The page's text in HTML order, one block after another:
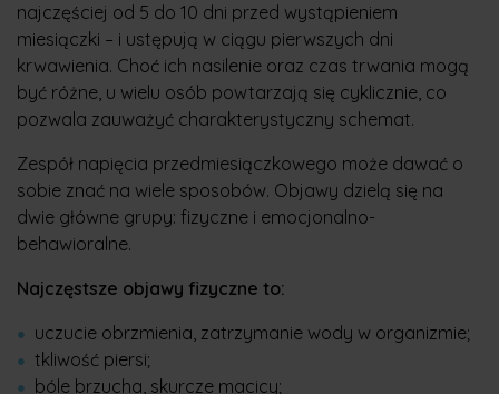
najczęściej od 5 do 10 dni przed wystąpieniem
miesiączki – i ustępują w ciągu pierwszych dni
krwawienia. Choć ich nasilenie oraz czas trwania mogą
być różne, u wielu osób powtarzają się cyklicznie, co
pozwala zauważyć charakterystyczny schemat.
Zespół napięcia przedmiesiączkowego może dawać o
sobie znać na wiele sposobów. Objawy dzielą się na
dwie główne grupy: fizyczne i emocjonalno-
behawioralne.
Najczęstsze objawy fizyczne to:
uczucie obrzmienia, zatrzymanie wody w organizmie;
tkliwość piersi;
bóle brzucha, skurcze macicy;